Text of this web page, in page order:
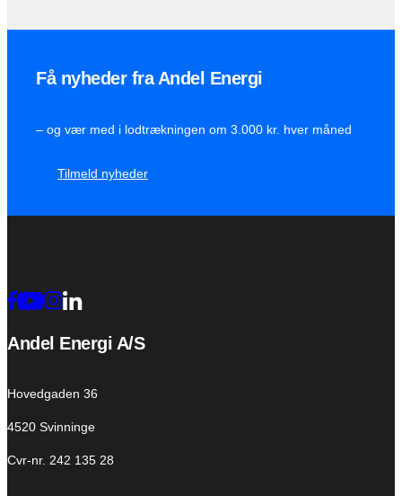
Få nyheder fra Andel Energi
– og vær med i lodtrækningen om 3.000 kr. hver måned
Tilmeld nyheder
Andel Energi A/S
Hovedgaden 36
4520 Svinninge
Cvr-nr. 242 135 28